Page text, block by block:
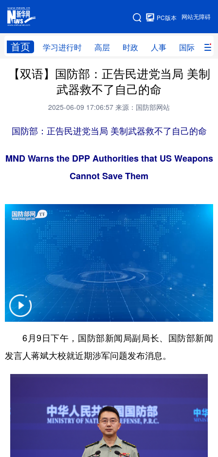
网站无障碍
PC版本
首页 学习进行时 高层 时政 人事 国际 财
网站地图
学习进行时 高层 时政 人事
财经 网评
科技 科创 量子 体育
文化 书画 健康 军事
视频 图片
食品 人居 信息化 数字经济
学术中国 乡村振兴 银龄
旅游
彩票 娱乐 时尚 悦读
公益 一带一路 亚太网 上市公司
文化产业
地方频道
安徽 福建
【双语】国防部：正告民进党当局 美制
武器救不了自己的命
2025-06-09 17:06:57 来源：国防部网站
国防部：正告民进党当局 美制武器救不了自己的命
MND Warns the DPP Authorities that US Weapons
Cannot Save Them
6月9日下午，国防部新闻局副局长、国防部新闻
发言人蒋斌大校就近期涉军问题发布消息。